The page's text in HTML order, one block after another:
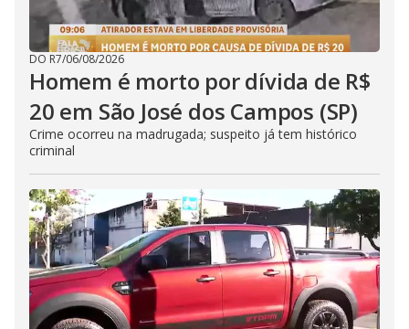
DO R7/06/08/2026
Homem é morto por dívida de R$
20 em São José dos Campos (SP)
Crime ocorreu na madrugada; suspeito já tem histórico
criminal